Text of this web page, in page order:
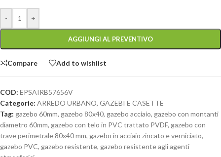
- +
AGGIUNGI AL PREVENTIVO
Compare Add to wishlist
COD: EPSAIRB57656V
Categorie: ARREDO URBANO, GAZEBI E CASETTE
Tag: gazebo 60mm, gazebo 80x40, gazebo acciaio, gazebo con montanti
diametro 60mm, gazebo con telo in PVC trattato PVDF, gazebo con
trave perimetrale 80x40 mm, gazebo in acciaio zincato e verniciato,
gazebo PVC, gazebo resistente, gazebo resistente agli agenti